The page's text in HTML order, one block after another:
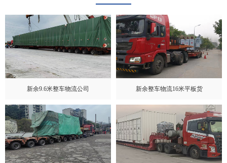
新余9.6米整车物流公司 新余整车物流16米平板货